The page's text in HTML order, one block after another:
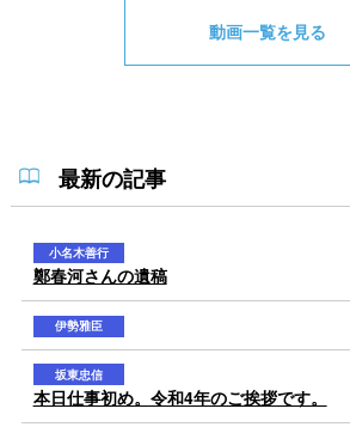
動画一覧を見る
最新の記事